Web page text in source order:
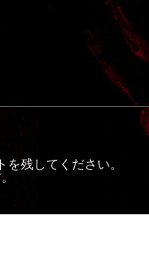
残してください。